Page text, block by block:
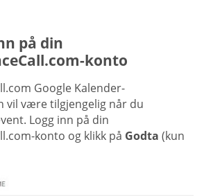
på din
konto
Google Kalender-
vil være tilgjengelig når du
Logg inn på din
konto og klikk på Godta (kun